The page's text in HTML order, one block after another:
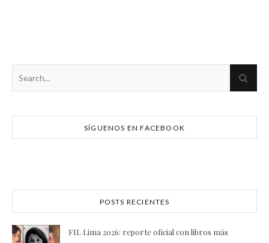
SÍGUENOS EN FACEBOOK
POSTS RECIENTES
FIL Lima 2026: reporte oficial con libros más